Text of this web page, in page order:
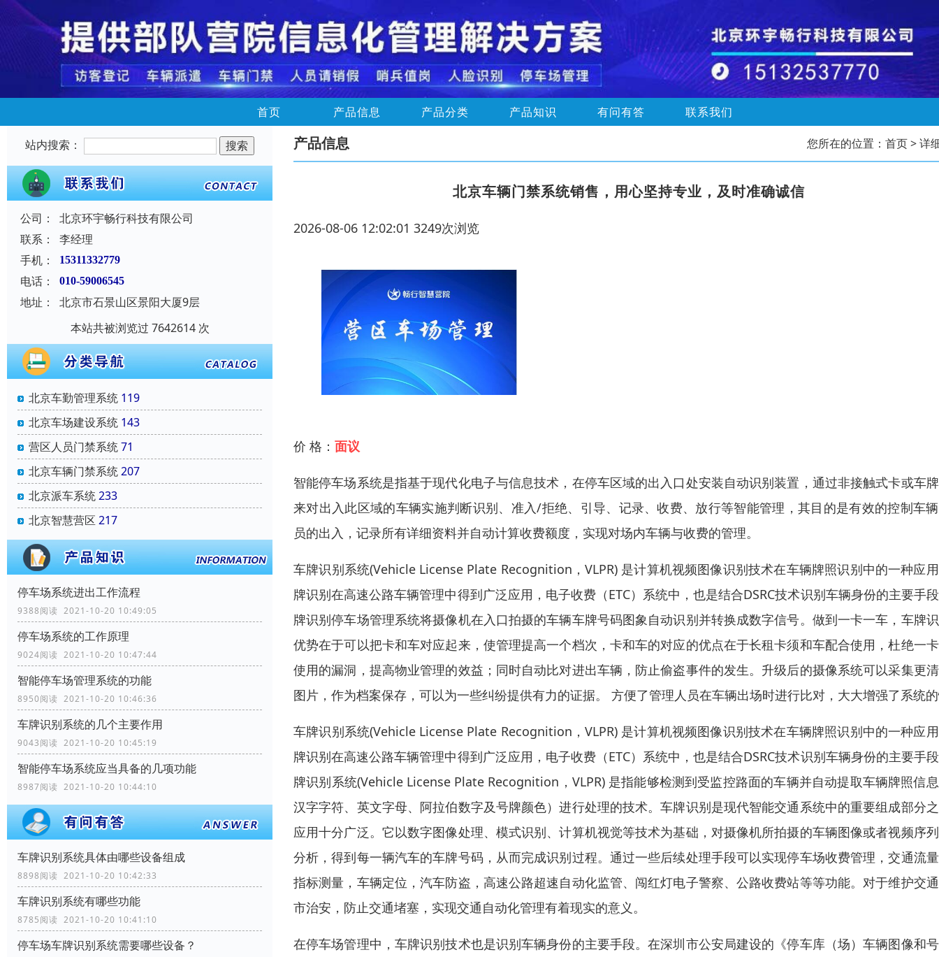
首页 产品信息 产品分类 产品知识 有问有答 联系我们
站内搜索：
公司：
北京环宇畅行科技有限公司
联系：
李经理
手机：
15311332779
电话： 010-59006545
地址：
北京市石景山区景阳大厦9层
本站共被浏览过 7642614 次
北京车勤管理系统 119
北京车场建设系统 143
营区人员门禁系统71
北京车辆门禁系统207
北京派车系统233
北京智慧营区 217
停车场系统进出工作流程
9388阅读 2021-10-20 10:49:05
停车场系统的工作原理
9024阅读 2021-10-20 10:47:44
智能停车场管理系统的功能
8950阅读 2021-10-20 10:46:36
车牌识别系统的几个主要作用
9043阅读 2021-10-20 10:45:19
智能停车场系统应当具备的几项功能
8987阅读 2021-10-20 10:44:10
车牌识别系统具体由哪些设备组成
8898阅读 2021-10-20 10:42:33
车牌识别系统有哪些功能
8785阅读 2021-10-20 10:41:10
停车场车牌识别系统需要哪些设备？
产品信息 您所在的位置： 首页> 详
北京车辆门禁系统销售，用心坚持专业，及时准确诚信
2026-08-06 12:02:01 3249次浏览
价 格： 面议
智能停车场系统是指基于现代化电子与信息技术，在停车区域的出入口处安装自动识别装置，通过非接触式卡或车
来对出入此区域的车辆实施判断识别、准入/拒绝、引导、记录、收费、放行等智能管理，其目的是有效的控制车
员的出入，记录所有详细资料并自动计算收费额度，实现对场内车辆与收费的管理。
车牌识别系统(Vehicle License Plate Recognition，VLPR) 是计算机视频图像识别技术在车辆牌照识别中的一种应
牌识别在高速公路车辆管理中得到广泛应用，电子收费（ETC）系统中，也是结合DSRC技术识别车辆身份的主要手
牌识别停车场管理系统将摄像机在入口拍摄的车辆车牌号码图象自动识别并转换成数字信号。做到一卡一车，车牌
优势在于可以把卡和车对应起来，使管理提高一个档次，卡和车的对应的优点在于长租卡须和车配合使用，杜绝一
使用的漏洞，提高物业管理的效益；同时自动比对进出车辆，防止偷盗事件的发生。升级后的摄像系统可以采集更
图片，作为档案保存，可以为一些纠纷提供有力的证据。 方便了管理人员在车辆出场时进行比对，大大增强了系统
车牌识别系统(Vehicle License Plate Recognition，VLPR) 是计算机视频图像识别技术在车辆牌照识别中的一种应
牌识别在高速公路车辆管理中得到广泛应用，电子收费（ETC）系统中，也是结合DSRC技术识别车辆身份的主要手
牌识别系统(Vehicle License Plate Recognition，VLPR) 是指能够检测到受监控路面的车辆并自动提取车辆牌照信
汉字字符、英文字母、阿拉伯数字及号牌颜色）进行处理的技术。车牌识别是现代智能交通系统中的重要组成部分
应用十分广泛。它以数字图像处理、模式识别、计算机视觉等技术为基础，对摄像机所拍摄的车辆图像或者视频序
分析，得到每一辆汽车的车牌号码，从而完成识别过程。通过一些后续处理手段可以实现停车场收费管理，交通流
指标测量，车辆定位，汽车防盗，高速公路超速自动化监管、闯红灯电子警察、公路收费站等等功能。对于维护交
市治安，防止交通堵塞，实现交通自动化管理有着现实的意义。
在停车场管理中，车牌识别技术也是识别车辆身份的主要手段。在深圳市公安局建设的《停车库（场）车辆图像和